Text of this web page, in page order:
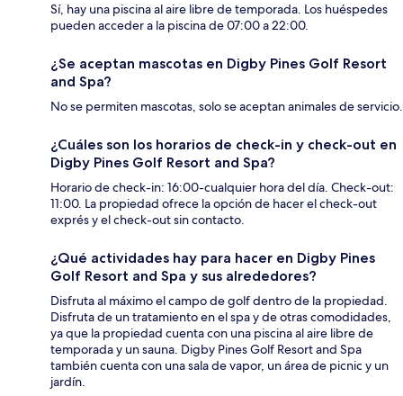
Sí, hay una piscina al aire libre de temporada. Los huéspedes
pueden acceder a la piscina de 07:00 a 22:00.
¿Se aceptan mascotas en Digby Pines Golf Resort
and Spa?
No se permiten mascotas, solo se aceptan animales de servicio.
¿Cuáles son los horarios de check-in y check-out en
Digby Pines Golf Resort and Spa?
Horario de check-in: 16:00-cualquier hora del día. Check-out:
11:00. La propiedad ofrece la opción de hacer el check-out
exprés y el check-out sin contacto.
¿Qué actividades hay para hacer en Digby Pines
Golf Resort and Spa y sus alrededores?
Disfruta al máximo el campo de golf dentro de la propiedad.
Disfruta de un tratamiento en el spa y de otras comodidades,
ya que la propiedad cuenta con una piscina al aire libre de
temporada y un sauna. Digby Pines Golf Resort and Spa
también cuenta con una sala de vapor, un área de picnic y un
jardín.